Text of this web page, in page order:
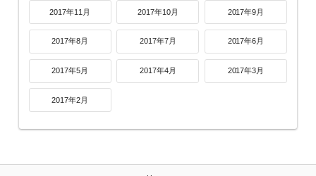
2017年11月 2017年10月 2017年9月
2017年8月 2017年7月 2017年6月
2017年5月 2017年4月 2017年3月
2017年2月